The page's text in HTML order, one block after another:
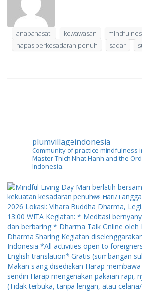
anapanasati kewawasan
napas berkesadaran penuh
sadar
plumvillageindonesia
Community of practice mindfulness
Master Thich Nhat Hanh and the
Indonesia.